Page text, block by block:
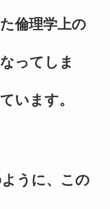
倫理学上の
ってしま
います。
うに、この